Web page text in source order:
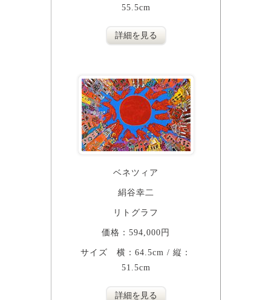
55.5cm
詳細を見る
ベネツィア
絹谷幸二
リトグラフ
価格：594,000円
サイズ 横：64.5cm / 縦：
51.5cm
詳細を見る